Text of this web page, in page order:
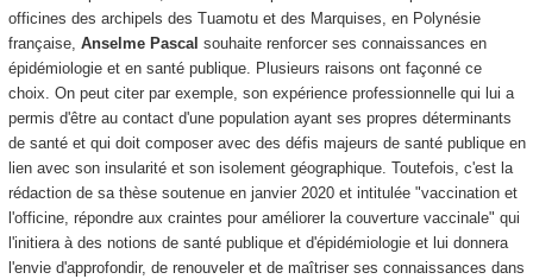
officines des archipels des Tuamotu et des Marquises, en Polynésie
française, Anselme Pascal souhaite renforcer ses connaissances en
épidémiologie et en santé publique. Plusieurs raisons ont façonné ce
choix. On peut citer par exemple, son expérience professionnelle qui lui a
permis d'être au contact d'une population ayant ses propres déterminants
de santé et qui doit composer avec des défis majeurs de santé publique en
lien avec son insularité et son isolement géographique. Toutefois, c'est la
rédaction de sa thèse soutenue en janvier 2020 et intitulée "vaccination et
l'officine, répondre aux craintes pour améliorer la couverture vaccinale" qui
l'initiera à des notions de santé publique et d'épidémiologie et lui donnera
l'envie d'approfondir, de renouveler et de maîtriser ses connaissances dans